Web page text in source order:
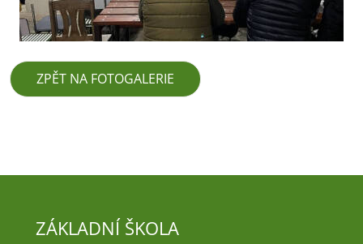
ZPĚT NA FOTOGALERIE
ZÁKLADNÍ ŠKOLA